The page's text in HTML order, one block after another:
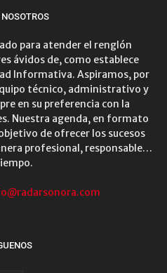
para atender el renglón
ávidos de, como establece
Informativa. Aspiramos, por
técnico, administrativo y
en su preferencia con la
Nuestra agenda, en formato
de ofrecer los sucesos
profesional, responsable…